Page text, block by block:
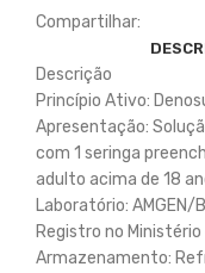
Compartilhar:
Descrição
Princípio Ativo:
Apresentação:
com 1 seringa
adulto acima de 18
Laboratório: AMGEN/
Registro no
Armazenamento: